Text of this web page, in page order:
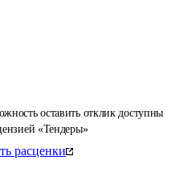
оставить отклик доступны
«Тендеры»
расценки